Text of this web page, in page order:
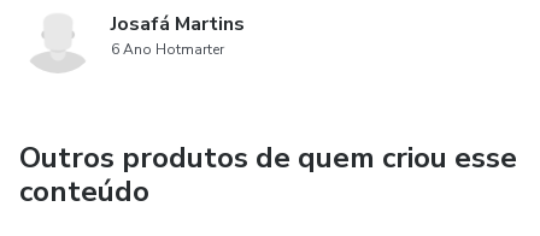
Josafá Martins
6 Ano Hotmarter
Outros produtos de quem criou esse
conteúdo